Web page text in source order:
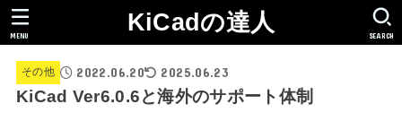
KiCadの達人 SEARCH
MENU
その他 2022.06.20 2025.06.23
KiCad Ver6.0.6と海外のサポート体制